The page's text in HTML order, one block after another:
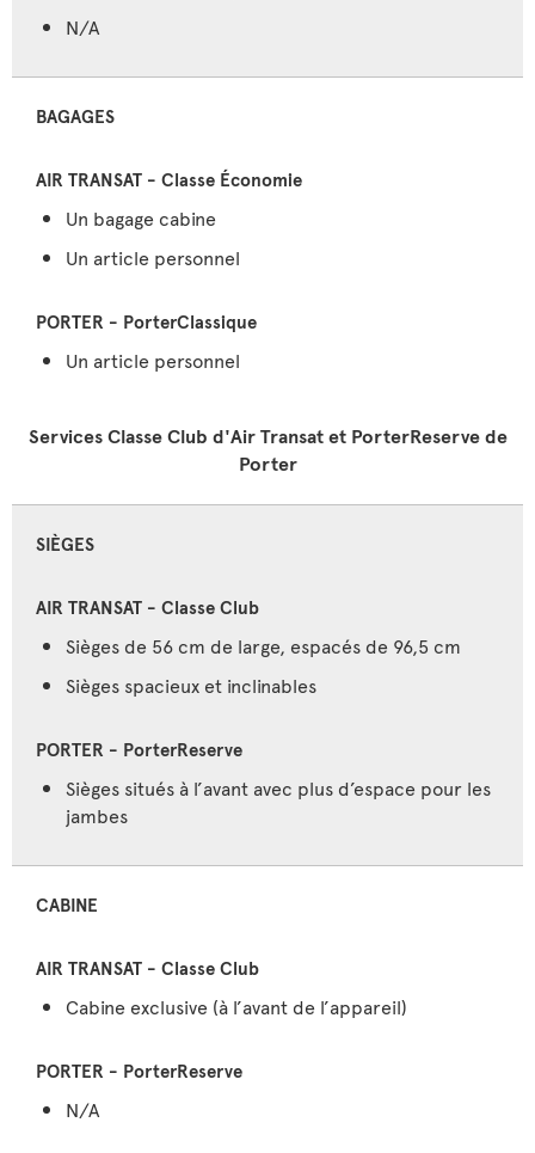
N/A
BAGAGES
Un bagage cabine
Un article personnel
Un article personnel
Services Classe Club d'Air Transat et PorterReserve de
Porter
SIÈGES
Sièges de 56 cm de large, espacés de 96,5 cm
Sièges spacieux et inclinables
Sièges situés à l’avant avec plus d’espace pour les
jambes
CABINE
Cabine exclusive (à l’avant de l’appareil)
N/A